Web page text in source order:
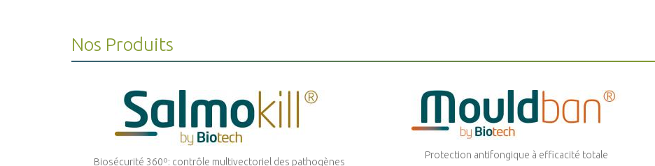
Nos Produits
Biosécurité 360º: contrôle multivectoriel des pathogènes
Protection antifongique à efficacité totale